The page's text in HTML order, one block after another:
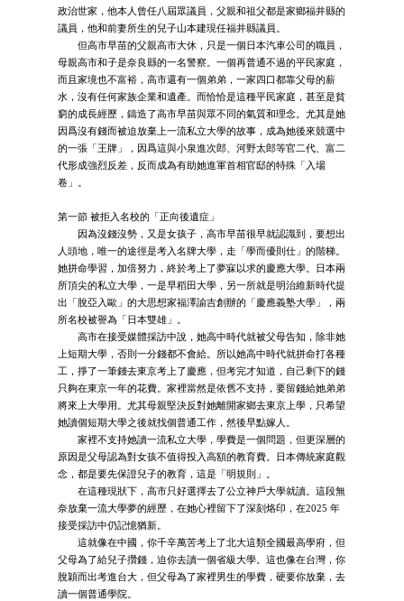
政治世家，他本人曾任八屆眾議員，父親和祖父都是家鄉福井縣的
議員，他和前妻所生的兒子山本建現任福井縣議員。
但高市早苗的父親高市大休，只是一個日本汽車公司的職員，
母親高市和子是奈良縣的一名警察。一個再普通不過的平民家庭，
而且家境也不富裕，高市還有一個弟弟，一家四口都靠父母的薪
水，沒有任何家族企業和遺產。而恰恰是這種平民家庭，甚至是貧
窮的成長經歷，鑄造了高市早苗與眾不同的氣質和理念。尤其是她
因爲沒有錢而被迫放棄上一流私立大學的故事，成為她後來競選中
的一張「王牌」，因爲這與小泉進次郎、河野太郎等官二代、富二
代形成強烈反差，反而成為有助她進軍首相官邸的特殊「入場
卷」。
第一節 被拒入名校的「正向後遺症」
因為沒錢沒勢，又是女孩子，高市早苗很早就認識到，要想出
人頭地，唯一的途徑是考入名牌大學，走「學而優則仕」的階梯。
她拼命學習，加倍努力，終於考上了夢寐以求的慶應大學。日本兩
所頂尖的私立大學，一是早稻田大學，另一所就是明治維新時代提
出「脫亞入歐」的大思想家福澤諭吉創辦的「慶應義塾大學」，兩
所名校被譽為「日本雙雄」。
高市在接受媒體採訪中說，她高中時代就被父母告知，除非她
上短期大學，否則一分錢都不會給。所以她高中時代就拼命打各種
工，掙了一筆錢去東京考上了慶應，但考完才知道，自己剩下的錢
只夠在東京一年的花費。家裡當然是依舊不支持，要留錢給她弟弟
將來上大學用。尤其母親堅決反對她離開家鄉去東京上學，只希望
她讀個短期大學之後就找個普通工作，然後早點嫁人。
家裡不支持她讀一流私立大學，學費是一個問題，但更深層的
原因是父母認為對女孩不值得投入高額的教育費。日本傳統家庭觀
念，都是要先保證兒子的教育，這是「明規則」。
在這種現狀下，高市只好選擇去了公立神戶大學就讀。這段無
奈放棄一流大學夢的經歷，在她心裡留下了深刻烙印，在2025 年
接受採訪中仍記憶猶新。
這就像在中國，你千辛萬苦考上了北大這類全國最高學府，但
父母為了給兒子攢錢，迫你去讀一個省級大學。這也像在台灣，你
脫穎而出考進台大，但父母為了家裡男生的學費，硬要你放棄，去
讀一個普通學院。